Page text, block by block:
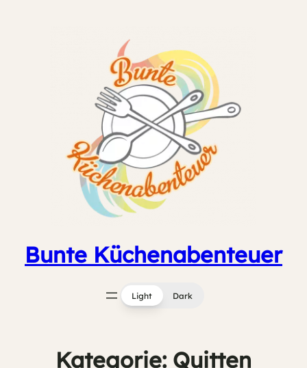
Bunte Küchenabenteuer
Light Dark
Kategorie: Quitten